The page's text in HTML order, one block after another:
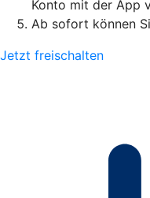
Konto mit der App
Ab sofort können
Jetzt freischalten